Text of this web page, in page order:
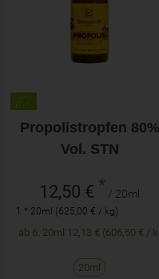
Propolistropfen 80%
Vol. STN
12,50 € * / 20ml
1 * 20ml (625,00 € / kg)
ab 6: 20ml 12,13 € (606,50 €
20ml